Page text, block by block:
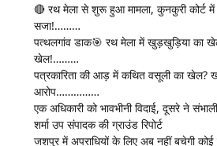
🔴 रथ मेला से शुरू हुआ मामला, कुनकुरी कोर्ट में
सजा!………
पत्थलगांव डाक🎯 रथ मेला में खुड़खुड़िया का
खेल!………
पत्रकारिता की आड़ में कथित वसूली का खेल?
आरोप……………
एक अधिकारी को भावभीनी विदाई, दूसरे ने
शर्मा उप संपादक की ग्राउंड रिपोर्ट
जशपुर में अपराधियों के लिए अब नहीं बचेगी